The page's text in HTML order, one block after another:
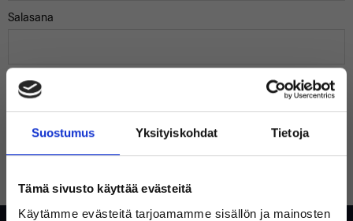
Suostumus Yksityiskohdat Tietoja
Tämä sivusto käyttää evästeitä
Käytämme evästeitä tarjoamamme sisällön ja mainosten
Salasana
Muista minut